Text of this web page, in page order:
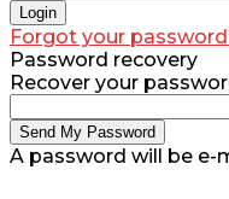
Forgot your
Password recovery
Recover your
A password will be e-